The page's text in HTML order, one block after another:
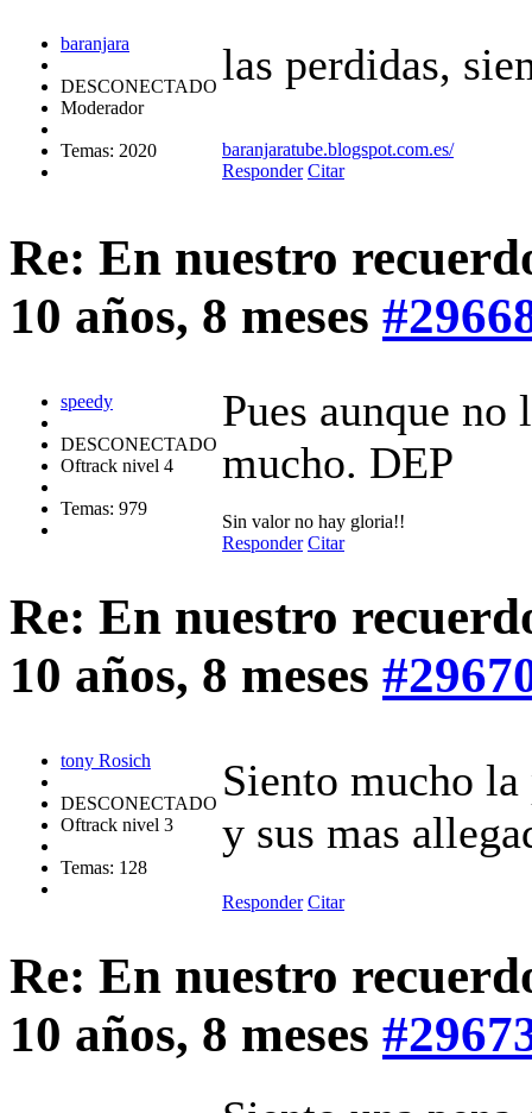
baranjara
DESCONECTADO
Moderador
Temas: 2020
las perdidas,
baranjaratube.blogspot.com.es/
Responder Citar
Re: En nuestro
10 años, 8 meses
speedy
DESCONECTADO
Oftrack nivel 4
Temas: 979
Pues aunque
mucho. DEP
Sin valor no hay gloria!!
Responder Citar
Re: En nuestro
10 años, 8 meses
tony Rosich
DESCONECTADO
Oftrack nivel 3
Temas: 128
Siento mucho
y sus mas
Responder Citar
Re: En nuestro
10 años, 8 meses